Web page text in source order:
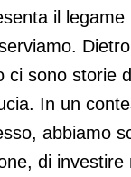
il
ci sono storie
In un
abbiamo
di investire